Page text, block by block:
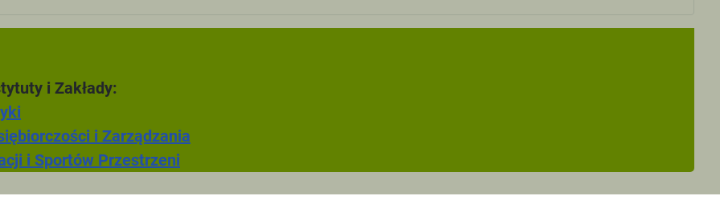
w
i Zakłady:
i Zarządzania
i Sportów Przestrzeni